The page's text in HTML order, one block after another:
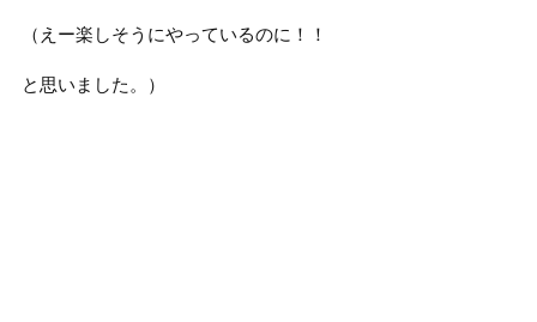
（えー楽しそうにやっているのに！！
と思いました。）